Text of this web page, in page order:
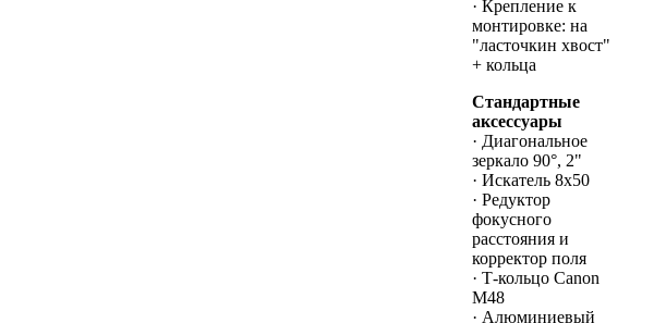
· Крепление к
монтировке: на
"ласточкин хвост"
+ кольца
Стандартные
аксессуары
· Диагональное
зеркало 90°, 2"
· Искатель 8х50
· Редуктор
фокусного
расстояния и
корректор поля
· Т-кольцо Canon
M48
· Алюминиевый